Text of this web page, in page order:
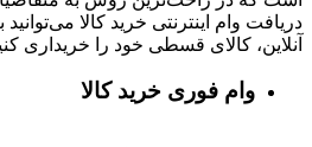
دریافت وام اینترنتی خرید کالا
آنلاین، کالای قسطی خود را خریداری
وام فوری خرید کالا